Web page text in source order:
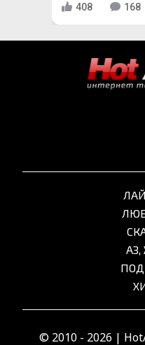
408 168
© 2010 - 2026 |